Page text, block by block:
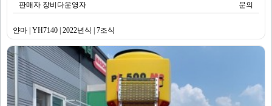
판매자 장비다운영자 문의
얀마 | YH7140 | 2022년식 | 7조식